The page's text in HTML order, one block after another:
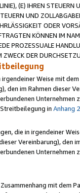
(E) IHREN
UND
ODER
KÖNNEN IM
PROZESSUALE
ZWECK DER
Weise mit
den im Rahmen dieser
in Anhang 2
die in irgendeiner
Vereinbarung), den
mit dem